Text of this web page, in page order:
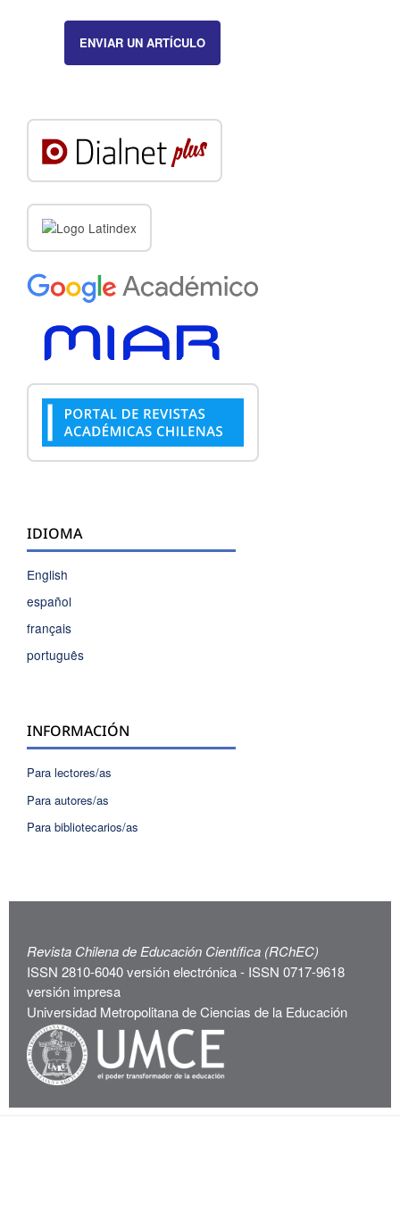
ENVIAR UN ARTÍCULO
IDIOMA
English
español
français
português
INFORMACIÓN
Para lectores/as
Para autores/as
Para bibliotecarios/as
Revista Chilena de Educación Científica (RChEC)
ISSN 2810-6040 versión electrónica - ISSN 0717-9618
versión impresa
Universidad Metropolitana de Ciencias de la Educación